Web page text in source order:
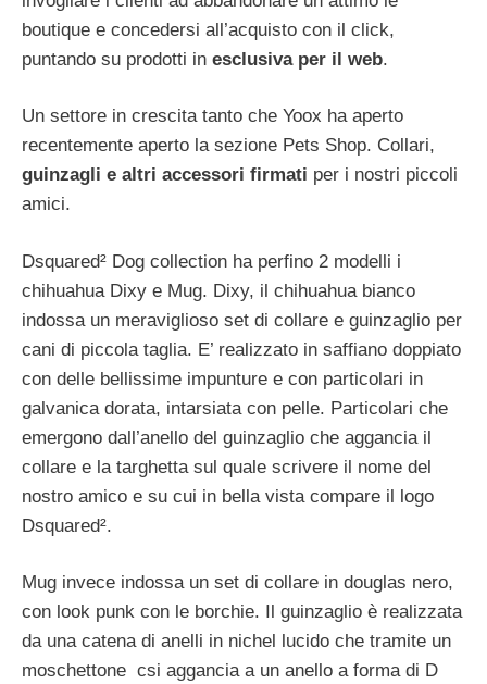
boutique e concedersi all’acquisto con il click,
puntando su prodotti in esclusiva per il web.
Un settore in crescita tanto che Yoox ha aperto
recentemente aperto la sezione Pets Shop. Collari,
guinzagli e altri accessori firmati per i nostri piccoli
amici.
Dsquared² Dog collection ha perfino 2 modelli i
chihuahua Dixy e Mug. Dixy, il chihuahua bianco
indossa un meraviglioso set di collare e guinzaglio per
cani di piccola taglia. E’ realizzato in saffiano doppiato
con delle bellissime impunture e con particolari in
galvanica dorata, intarsiata con pelle. Particolari che
emergono dall’anello del guinzaglio che aggancia il
collare e la targhetta sul quale scrivere il nome del
nostro amico e su cui in bella vista compare il logo
Dsquared².
Mug invece indossa un set di collare in douglas nero,
con look punk con le borchie. Il guinzaglio è realizzata
da una catena di anelli in nichel lucido che tramite un
moschettone csi aggancia a un anello a forma di D